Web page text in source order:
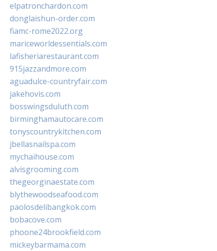
elpatronchardon.com
donglaishun-order.com
fiamc-rome2022.org
mariceworldessentials.com
lafisheriarestaurant.com
915jazzandmore.com
aguadulce-countryfair.com
jakehovis.com
bosswingsduluth.com
birminghamautocare.com
tonyscountrykitchen.com
jbellasnailspa.com
mychaihouse.com
alvisgrooming.com
thegeorginaestate.com
blythewoodseafood.com
paolosdelibangkok.com
bobacove.com
phoone24brookfield.com
mickeybarmama.com